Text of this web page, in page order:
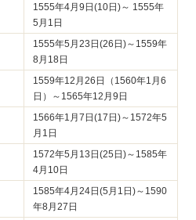
1555年4月9日(10日)～ 1555年
5月1日
1555年5月23日(26日)～1559年
8月18日
1559年12月26日（1560年1月6
日）～1565年12月9日
1566年1月7日(17日)～1572年5
月1日
1572年5月13日(25日)～1585年
4月10日
1585年4月24日(5月1日)～1590
年8月27日